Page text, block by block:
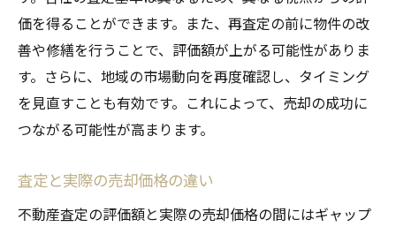
価を得ることができます。また、再査定の前に物件の改
善や修繕を行うことで、評価額が上がる可能性がありま
す。さらに、地域の市場動向を再度確認し、タイミング
を見直すことも有効です。これによって、売却の成功に
つながる可能性が高まります。
査定と実際の売却価格の違い
不動産査定の評価額と実際の売却価格の間にはギャップ